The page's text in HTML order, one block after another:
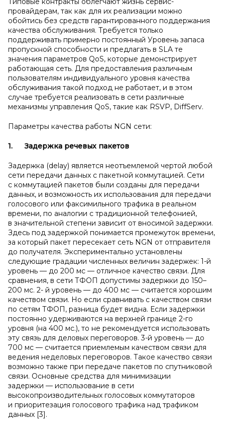
провайдерам, так как для их реализации можно
обойтись без средств гарантированного поддержания
качества обслуживания. Требуется только
поддерживать примерно постоянный Уровень запаса
пропускной способности и предлагать в SLA те
значения параметров QoS, которые демонстрирует
работающая сеть. Для предоставления различным
пользователям индивидуального уровня качества
обслуживания такой подход не работает, и в этом
случае требуется реализовать в сети различные
механизмы управления QoS, такие как RSVP, DiffServ.
Параметры качества работы NGN сети:
1. Задержка речевых пакетов
Задержка (delay) является неотъемлемой чертой любой
сети передачи данных с пакетной коммутацией. Сети
с коммутацией пакетов были созданы для передачи
данных, и возможность их использования для передачи
голосового или факсимильного трафика в реальном
времени, по аналогии с традиционной телефонией,
в значительной степени зависит от вносимой задержки.
Здесь под задержкой понимается промежуток времени,
за который пакет пересекает сеть NGN от отправителя
до получателя. Экспериментально установлены
следующие градации численных величин задержек: 1-й
уровень — до 200 мс — отличное качество связи. Для
сравнения, в сети ТФОП допустимы задержки до 150–
200 мс. 2- й уровень — до 400 мс — считается хорошим
качеством связи. Но если сравнивать с качеством связи
по сетям ТФОП, разница будет видна. Если задержки
постоянно удерживаются на верхней границе 2-го
уровня (на 400 мс.), то не рекомендуется использовать
эту связь для деловых переговоров. 3-й уровень — до
700 мс — считается приемлемым качеством связи для
ведения неделовых переговоров. Такое качество связи
возможно также при передаче пакетов по спутниковой
связи. Основные средства для минимизации
задержки — использование в сети
высокопроизводительных голосовых коммутаторов
и приоритезация голосового трафика над трафиком
данных [3].